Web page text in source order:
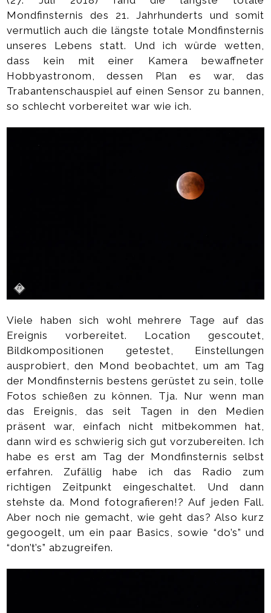
Mondfinsternis des 21. Jahrhunderts und somit
vermutlich auch die längste totale Mondfinsternis
unseres Lebens statt. Und ich würde wetten,
dass kein mit einer Kamera bewaffneter
Hobbyastronom, dessen Plan es war, das
Trabantenschauspiel auf einen Sensor zu bannen,
so schlecht vorbereitet war wie ich.
Viele haben sich wohl mehrere Tage auf das
Ereignis vorbereitet. Location gescoutet,
Bildkompositionen getestet, Einstellungen
ausprobiert, den Mond beobachtet, um am Tag
der Mondfinsternis bestens gerüstet zu sein, tolle
Fotos schießen zu können. Tja. Nur wenn man
das Ereignis, das seit Tagen in den Medien
präsent war, einfach nicht mitbekommen hat,
dann wird es schwierig sich gut vorzubereiten. Ich
habe es erst am Tag der Mondfinsternis selbst
erfahren. Zufällig habe ich das Radio zum
richtigen Zeitpunkt eingeschaltet. Und dann
stehste da. Mond fotografieren!? Auf jeden Fall.
Aber noch nie gemacht, wie geht das? Also kurz
gegoogelt, um ein paar Basics, sowie “do’s” und
“don’t’s” abzugreifen.